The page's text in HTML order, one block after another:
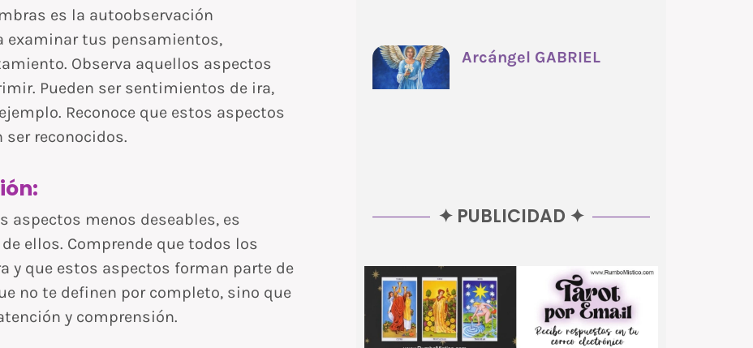
es la autoobservación
examinar tus pensamientos,
Observa aquellos aspectos
Pueden ser sentimientos de ira,
Reconoce que estos aspectos
reconocidos.
aspectos menos deseables, es
ellos. Comprende que todos los
y que estos aspectos forman parte de
no te definen por completo, sino que
y comprensión.
Arcángel GABRIEL
✦ PUBLICIDAD ✦